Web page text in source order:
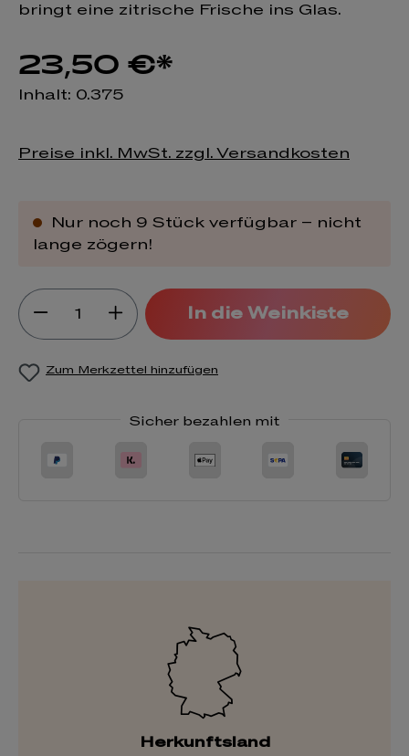
bringt eine zitrische Frische ins Glas.
23,50 €*
Inhalt: 0.375
Preise inkl. MwSt. zzgl. Versandkosten
Nur noch 9 Stück verfügbar – nicht
lange zögern!
Produkt Anzahl: Gib den
In die Weinkiste
Zum Merkzettel hinzufügen
Sicher bezahlen mit
Herkunftsland